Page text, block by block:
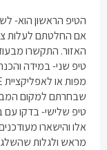
הטיפ הראשון הוא-
אם החלטתם לעלות
האזור. התקשרו
טיפ שני- במידה
שבחרתם למקום
טיפ שלישי- בדקו עם
אלו והישארו
מראש ולגלות